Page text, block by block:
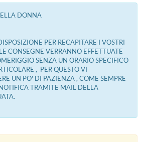
DONNA
PER RECAPITARE I VOSTRI
CONSEGNE VERRANNO EFFETTUATE
SENZA UN ORARIO SPECIFICO
, PER QUESTO VI
UN PO' DI PAZIENZA , COME SEMPRE
TRAMITE MAIL DELLA